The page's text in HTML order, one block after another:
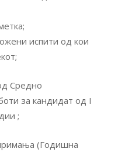
испити од кои
Средно
за кандидат од I
;
(Годишна